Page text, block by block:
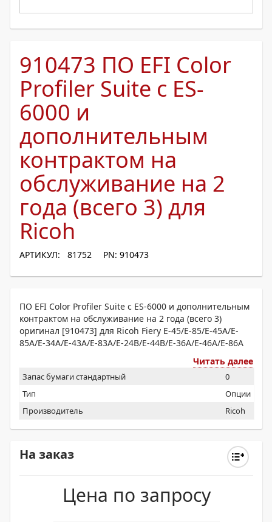
910473 ПО EFI Color
Profiler Suite с ES-
6000 и
дополнительным
контрактом на
обслуживание на 2
года (всего 3) для
Ricoh
АРТИКУЛ: 81752 PN: 910473
ПО EFI Color Profiler Suite с ES-6000 и дополнительным
контрактом на обслуживание на 2 года (всего 3)
оригинал [910473] для Ricoh Fiery E-45/E-85/E-45A/E-
85A/E-34A/E-43A/E-83A/E-24B/E-44B/E-36A/E-46A/E-86A
Читать далее
Запас бумаги стандартный
0
Тип
Опции
Производитель
Ricoh
На заказ
Цена по запросу